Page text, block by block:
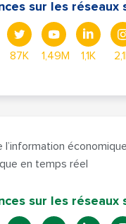
sur les réseaux
87K 1,49M 1,1K
l’information
en temps réel
sur les réseaux